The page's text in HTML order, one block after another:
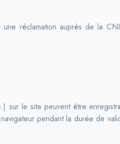
réclamation auprès de la
sur le site peuvent être
pendant la durée de